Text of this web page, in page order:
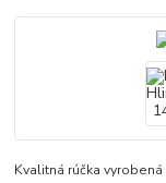
Kvalitná rúčka vyrobená